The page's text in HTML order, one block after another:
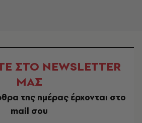
ΣΤΟ NEWSLETTER
ΜΑΣ
της ημέρας έρχονται στο
mail σου